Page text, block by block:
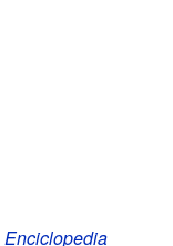
Enciclopedia